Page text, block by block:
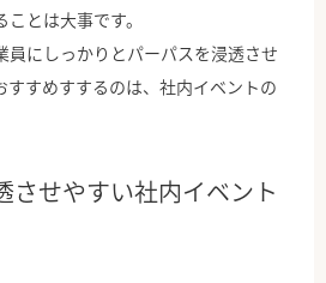
とは大事です。
員にしっかりとパーパスを浸透させ
すすめすするのは、社内イベントの
させやすい社内イベント